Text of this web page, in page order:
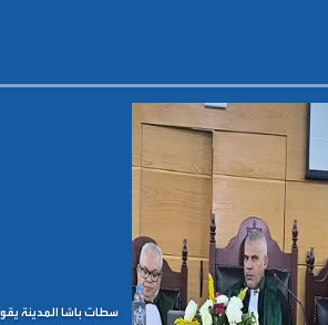
سطات باشا المدينة